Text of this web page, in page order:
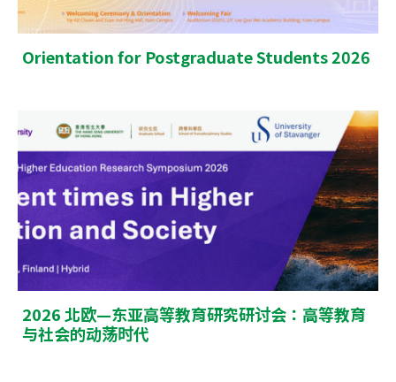
Orientation for Postgraduate Students 2026
2026 北欧—东亚高等教育研究研讨会：高等教育
与社会的动荡时代